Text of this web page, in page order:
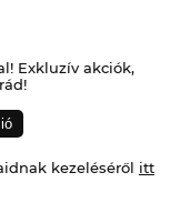
Exkluzív akciók,
kezeléséről itt